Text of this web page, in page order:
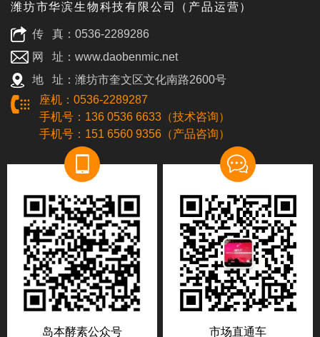
潍坊市华滨生物科技有限公司（产品运营）
传 真：0536-2289286
网 址：www.daobenmic.net
地 址：潍坊市奎文区文化南路2600号
座机：0536-2289287
手机号：136 0536 6633（技术咨询）
手机号：151 6560 9356（产品咨询）
岛本酵素公众号 市场直通车